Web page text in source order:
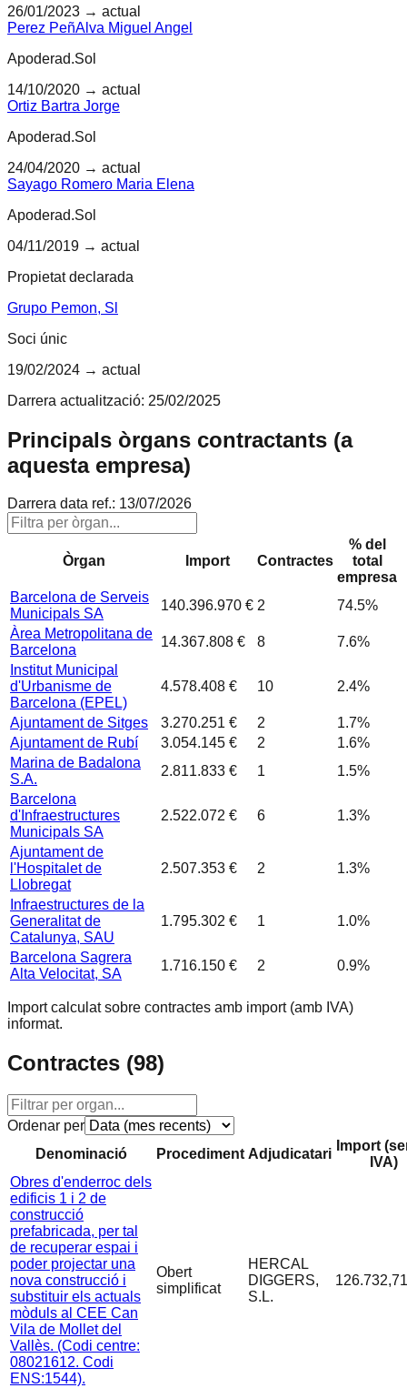
26/01/2023 → actual
Perez PeñAlva Miguel Angel
Apoderad.Sol
14/10/2020 → actual
Ortiz Bartra Jorge
Apoderad.Sol
24/04/2020 → actual
Sayago Romero Maria Elena
Apoderad.Sol
04/11/2019 → actual
Propietat declarada
Grupo Pemon, Sl
Soci únic
19/02/2024 → actual
Darrera actualització: 25/02/2025
Principals òrgans contractants (a
aquesta empresa)
Darrera data ref.: 13/07/2026
Òrgan Import Contractes
% del
total
empresa
Barcelona de Serveis
Municipals SA
140.396.970 € 2 74.5%
Àrea Metropolitana de
Barcelona
14.367.808 € 8 7.6%
Institut Municipal
d'Urbanisme de
Barcelona (EPEL)
4.578.408 € 10 2.4%
Ajuntament de Sitges 3.270.251 € 2 1.7%
Ajuntament de Rubí
3.054.145 € 2 1.6%
Marina de Badalona
S.A.
2.811.833 € 1 1.5%
Barcelona
d'Infraestructures
Municipals SA
2.522.072 € 6 1.3%
Ajuntament de
l'Hospitalet de
Llobregat
2.507.353 € 2 1.3%
Infraestructures de la
Generalitat de
Catalunya, SAU
1.795.302 € 1 1.0%
Barcelona Sagrera
Alta Velocitat, SA
1.716.150 € 2 0.9%
Import calculat sobre contractes amb import (amb IVA)
informat.
Contractes (98)
Ordenar per
Denominació
Procediment Adjudicatari
Import
IVA)
Obres d'enderroc dels
edificis 1 i 2 de
construcció
prefabricada, per tal
de recuperar espai i
poder projectar una
nova construcció i
substituir els actuals
mòduls al CEE Can
Vila de Mollet del
Vallès. (Codi centre:
08021612. Codi
ENS:1544).
Obert
simplificat
HERCAL
DIGGERS,
S.L.